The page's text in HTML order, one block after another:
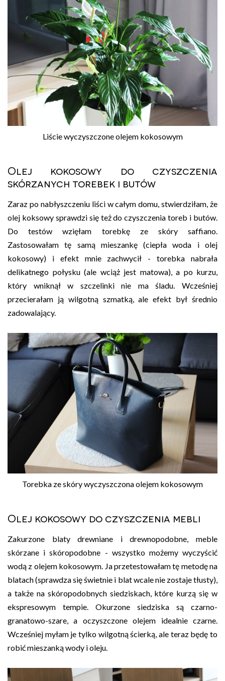
Liście wyczyszczone olejem kokosowym
Olej kokosowy do czyszczenia
skórzanych torebek i butów
Zaraz po nabłyszczeniu liści w całym domu, stwierdziłam, że
olej koksowy sprawdzi się też do czyszczenia toreb i butów.
Do testów wzięłam torebkę ze skóry saffiano.
Zastosowałam tę samą mieszankę (ciepła woda i olej
kokosowy) i efekt mnie zachwycił - torebka nabrała
delikatnego połysku (ale wciąż jest matowa), a po kurzu,
który wniknął w szczelinki nie ma śladu. Wcześniej
przecierałam ją wilgotną szmatką, ale efekt był średnio
zadowalający.
Torebka ze skóry wyczyszczona olejem kokosowym
Olej kokosowy do czyszczenia mebli
Zakurzone blaty drewniane i drewnopodobne, meble
skórzane i skóropodobne - wszystko możemy wyczyścić
wodą z olejem kokosowym. Ja przetestowałam tę metodę na
blatach (sprawdza się świetnie i blat wcale nie zostaje tłusty),
a także na skóropodobnych siedziskach, które kurzą się w
ekspresowym tempie. Okurzone siedziska są czarno-
granatowo-szare, a oczyszczone olejem idealnie czarne.
Wcześniej myłam je tylko wilgotną ścierką, ale teraz będę to
robić mieszanką wody i oleju.